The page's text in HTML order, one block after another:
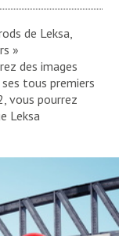
de Leksa,
»
des images
tous premiers
vous pourrez
Leksa